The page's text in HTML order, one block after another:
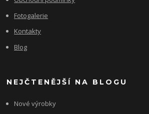
Fotogalerie
Kontakty
Blog
NEJČTENĚJŠÍ NA BLOGU
Nové výrobky